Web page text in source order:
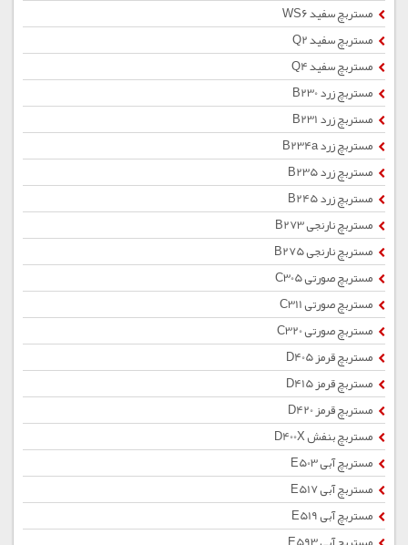
مستربچ سفید WS6
مستربچ سفید Q2
مستربچ سفید Q4
مستربچ زرد B230
مستربچ زرد B231
مستربچ زرد B234a
مستربچ زرد B235
مستربچ زرد B245
مستربچ نارنجی B273
مستربچ نارنجی B275
مستربچ صورتی C305
مستربچ صورتی C311
مستربچ صورتی C320
مستربچ قرمز D405
مستربچ قرمز D415
مستربچ قرمز D420
مستربچ بنفش D400X
مستربچ آبی E503
مستربچ آبی E517
مستربچ آبی E519